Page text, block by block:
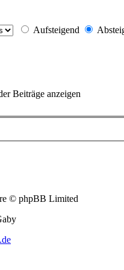
Aufsteigend
Beiträge anzeigen
© phpBB Limited